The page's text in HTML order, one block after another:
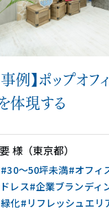
るご質問
スデザイン/費用の
ミュレーション
例】ポップオ
体現する
様（東京都）
#30〜50坪未満#オフィ
レス#企業ブランディ
化#リフレッシュエリ